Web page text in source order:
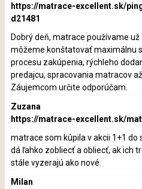
https://matrace-excellent.sk/
d21481
Dobrý deň, matrace používame
môžeme konštatovať maximálnu
procesu zakúpenia, rýchleho
predajcu, spracovania matracov až
Záujemcom určite odporúčam.
Zuzana
https://matrace-excellent.sk/
matrace som kúpila v akcii 1+1 do
dá ľahko zobliecť a obliecť, ak ich
stále vyzerajú ako nové.
Milan